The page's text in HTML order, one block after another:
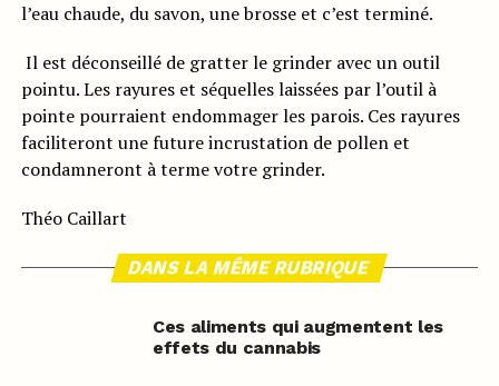
l’eau chaude, du savon, une brosse et c’est terminé.
Il est déconseillé de gratter le grinder avec un outil
pointu. Les rayures et séquelles laissées par l’outil à
pointe pourraient endommager les parois. Ces rayures
faciliteront une future incrustation de pollen et
condamneront à terme votre grinder.
Théo Caillart
DANS LA MÊME RUBRIQUE
Ces aliments qui augmentent les
effets du cannabis